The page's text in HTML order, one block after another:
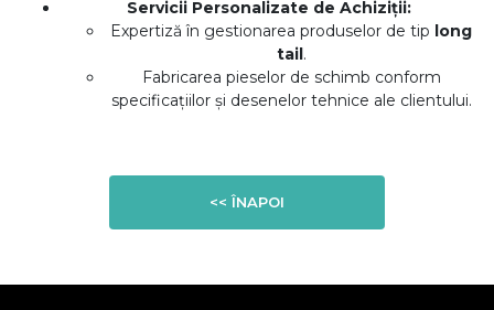
Servicii Personalizate de Achiziții:
Expertiză în gestionarea produselor de tip long
tail .
Fabricarea pieselor de schimb conform
specificațiilor și desenelor tehnice ale clientului.
<< ÎNAPOI